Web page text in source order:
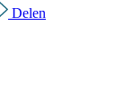
Delen